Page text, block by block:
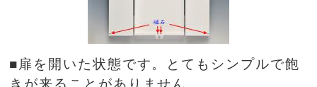
■扉を開いた状態です。とてもシンプルで飽
きが来ることがありません。